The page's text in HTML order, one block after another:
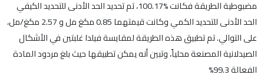
مضبوطية الطريقة فكانت %100.17، تم تحديد الحد الأدنى للتحديد الكيفي
الحد الأدنى للتحديد الكمي وكانت قيمتهما 0.85 مكغ مل و 2.57 مكغ/مل،
على التوالي. تم تطبيق هذه الطريقة لمقايسة فيلدا غلبتين في الأشكال
الصيدلانية المصنعة محلياً، وتبين أنه يمكن تطبيقها حيث بلغ مردود المادة
الفعالة 99.3%